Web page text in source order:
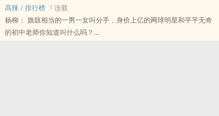
‍‎高​‎‍辣­‍‌ / 排行榜
连载
杨柳： 旗鼓相当的一男一女叫分手，身价上亿的网球明星和平平无奇
的初中老师你知道叫什么吗？